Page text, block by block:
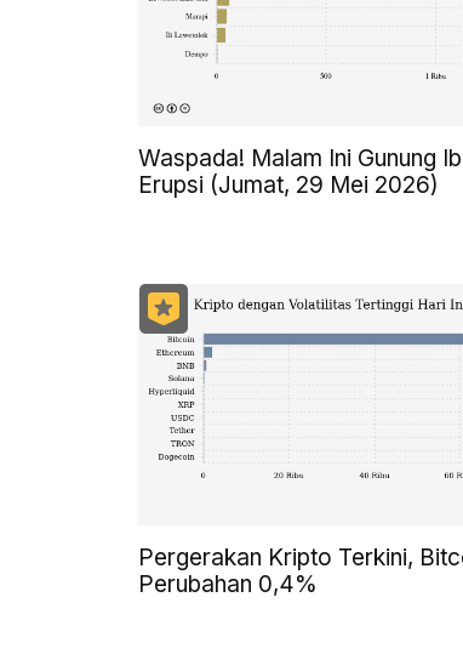
Waspada! Malam Ini Gunung
Erupsi (Jumat, 29 Mei 2026)
Pergerakan Kripto Terkini,
Perubahan 0,4%